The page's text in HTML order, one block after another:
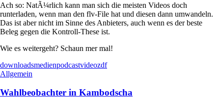
Ach so: NatÃ¼rlich kann man sich die meisten Videos doch
runterladen, wenn man den flv-File hat und diesen dann umwandeln.
Das ist aber nicht im Sinne des Anbieters, auch wenn es der beste
Beleg gegen die Kontroll-These ist.
Wie es weitergeht? Schaun mer mal!
downloadsmedienpodcastvideozdf
Allgemein
Wahlbeobachter in Kambodscha